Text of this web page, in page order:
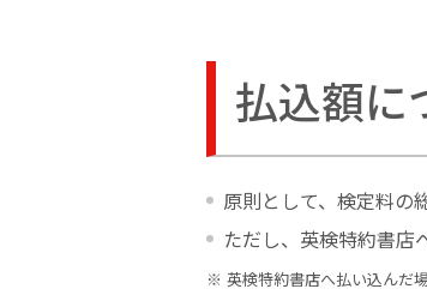
払込額に
原則として、検定料の
ただし、英検特約書店
英検特約書店へ払い込んだ